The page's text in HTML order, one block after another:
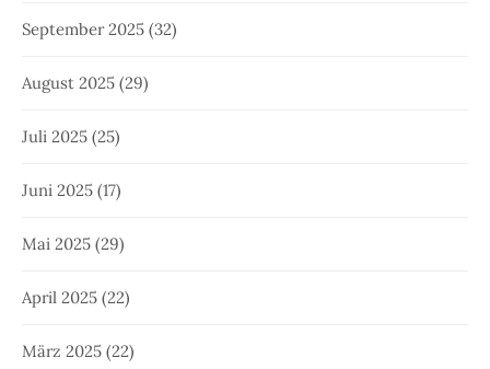
September 2025 (32)
August 2025 (29)
Juli 2025 (25)
Juni 2025 (17)
Mai 2025 (29)
April 2025 (22)
März 2025 (22)